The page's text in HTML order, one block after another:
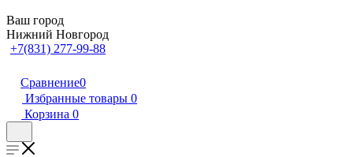
Ваш город
Нижний Новгород
+7(831) 277-99-88
Сравнение0
Избранные товары 0
Корзина 0